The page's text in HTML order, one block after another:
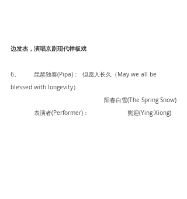
边发杰，演唱京剧现代样板戏
6。	琵琶独奏(Pipa)：  但愿人长久（May we all be
blessed with longevity）
				阳春白雪(The Spring Snow)
	表演者(Performer)：		熊迎(Ying Xiong)